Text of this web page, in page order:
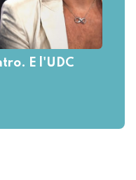
E l'UDC